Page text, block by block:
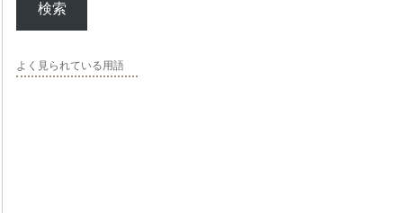
検索
よく見られている用語